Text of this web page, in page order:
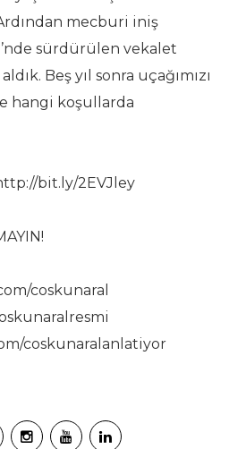
mecburi iniş
sürdürülen vekalet
Beş yıl sonra uçağımızı
hangi koşullarda
bit.ly/2EVJley
coskunaral
coskunaralanlatiyor